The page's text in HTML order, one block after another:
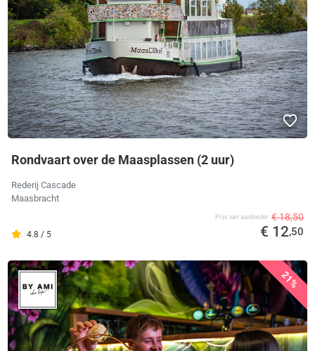
Rondvaart over de Maasplassen (2 uur)
Rederij Cascade
Maasbracht
4.8 / 5
Prijs van aanbieder € 18,50
€ 12,50
21%